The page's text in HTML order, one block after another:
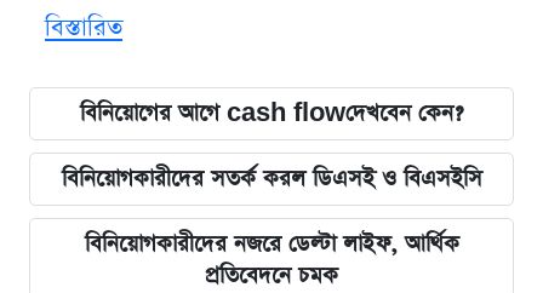
বিস্তারিত
বিনিয়োগের আগে cash flowদেখবেন কেন?
বিনিয়োগকারীদের সতর্ক করল ডিএসই ও বিএসইসি
বিনিয়োগকারীদের নজরে ডেল্টা লাইফ, আর্থিক
প্রতিবেদনে চমক